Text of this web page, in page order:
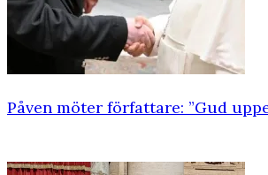
Påven möter författare: ”Gud